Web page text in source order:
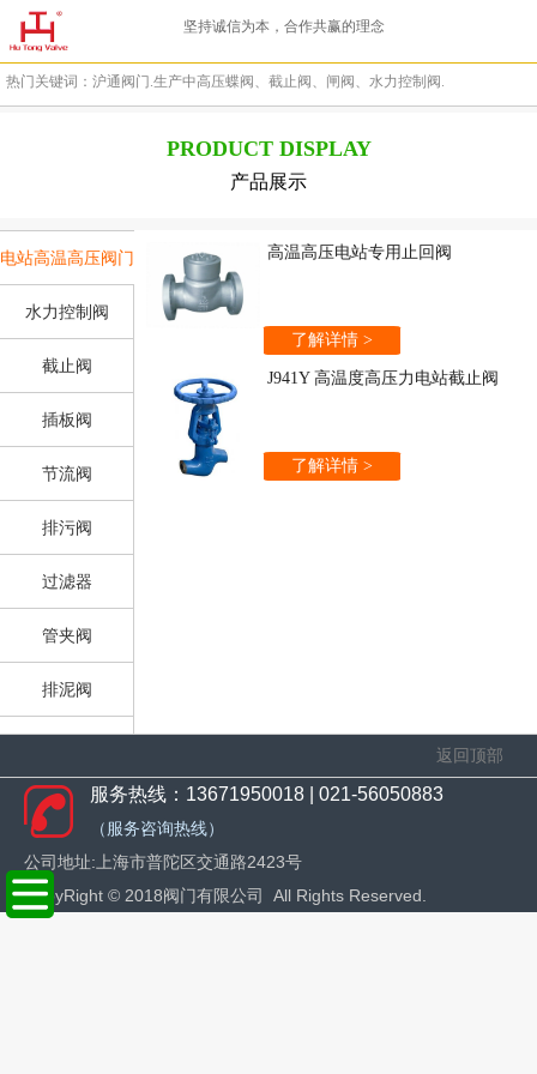
坚持诚信为本，合作共赢的理念
热门关键词：沪通阀门.生产中高压蝶阀、截止阀、闸阀、水力控制阀.
PRODUCT DISPLAY
产品展示
电站高温高压阀门
水力控制阀
截止阀
插板阀
节流阀
排污阀
过滤器
管夹阀
排泥阀
旋塞阀
平衡阀
减压阀
高温高压电站专用止回阀
了解详情 >
J941Y 高温度高压力电站截止阀
了解详情 >
返回顶部
服务热线：13671950018 | 021-56050883
（服务咨询热线）
公司地址:上海市普陀区交通路2423号
CopyRight © 2018阀门有限公司 All Rights Reserved.